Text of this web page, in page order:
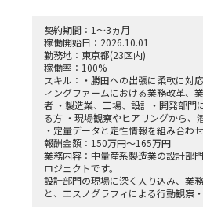
・現場担当者へのヒアリング
・業務課題の抽出、整理、分析
・課題の構造化および改善施策の検討
・調査結果、分析結果の資料化
■契約条件
・参画期間：2026年10月1日～2026
または2027年1月31日まで
・稼働率：100％想定
■勤務地・働き方
・出張先：茨城県ひたちなか市・勝田
・勝田への訪問頻度は週によって変動
・訪問が発生しない週もある一方、
契約期間：1～3ヵ月
稼働開始日：2026.10.01
勤務地：東京都(23区内)
稼働率：100%
スキル：・勝田への出張に柔軟に対
ィングファームにおける業務改革、
者 ・製造業、工場、設計・開発部門
る方 ・現場観察やヒアリングから、
・定量データと定性情報を組み合わ
報酬金額：150万円～165万円
業務内容：中量産系製造業の設計部
ロジェクトです。
設計部門の現場に深く入り込み、業
と、エスノグラフィによる行動観察